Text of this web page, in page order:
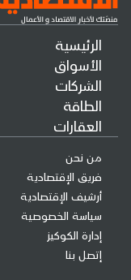
الرئيسية
الأسواق
الشركات
الطاقة
العقارات
من نحن
فريق الإقتصادية
أرشيف الإقتصادية
سياسة الخصوصية
إدارة الكوكيز
إتصل بنا